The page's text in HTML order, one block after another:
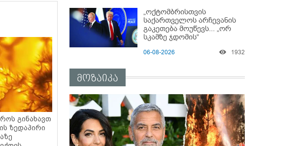
გინახავთ
ზედაპირი
„ოქტომბრისთვის
საქართველოს არჩევანის
გაკეთება მოუწევს... „ორ
სკამზე ჯდომის“
დასრულდეს“ - მირიან
06-08-2026 1932
მოზაიკა